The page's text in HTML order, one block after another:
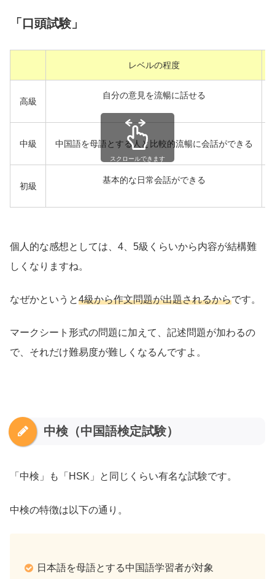
「口頭試験」
レベルの程度
高級
自分の意見を流暢に話せる
中級 中国語を母語とする人と比較的流暢に会話ができる
初級
基本的な日常会話ができる
スクロールできます
個人的な感想としては、4、5級くらいから内容が結構難
しくなりますね。
なぜかというと4級から作文問題が出題されるからです。
マークシート形式の問題に加えて、記述問題が加わるの
で、それだけ難易度が難しくなるんですよ。
中検（中国語検定試験）
「中検」も「HSK」と同じくらい有名な試験です。
中検の特徴は以下の通り。
日本語を母語とする中国語学習者が対象